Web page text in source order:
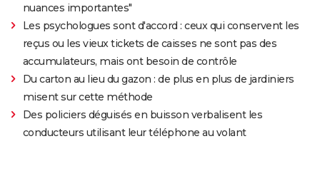
nuances importantes"
Les psychologues sont d'accord : ceux qui conservent les
reçus ou les vieux tickets de caisses ne sont pas des
accumulateurs, mais ont besoin de contrôle
Du carton au lieu du gazon : de plus en plus de jardiniers
misent sur cette méthode
Des policiers déguisés en buisson verbalisent les
conducteurs utilisant leur téléphone au volant